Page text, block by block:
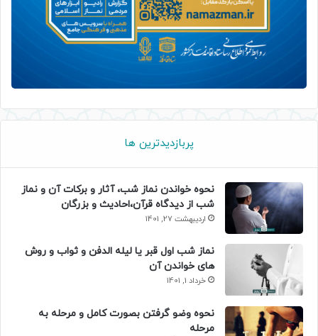
پربازدیدترین ها
نحوه خواندن نماز شب، آثار و برکات آن و نماز
شب از دیدگاه قرآن،احادیث و بزرگان
اردیبهشت 27, 1401
نماز شب اول قبر یا لیله الدفن و ثواب و روش
های خواندن آن
خرداد 1, 1401
نحوه وضو گرفتن بصورت کامل و مرحله به
مرحله